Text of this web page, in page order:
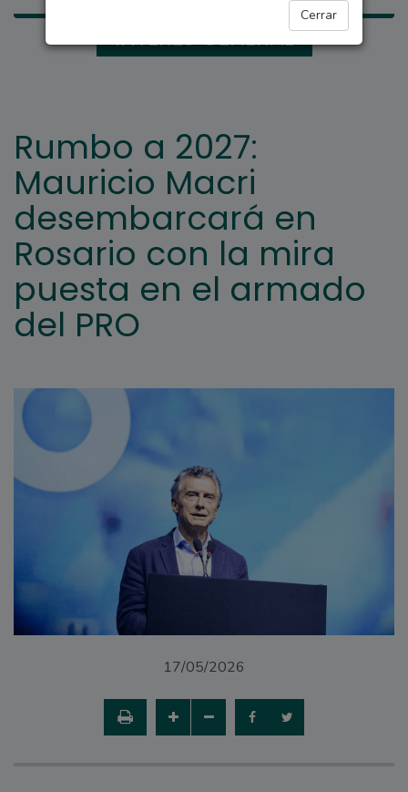
Cerrar
INTERÉS GENERAL
Rumbo a 2027:
Mauricio Macri
desembarcará en
Rosario con la mira
puesta en el armado
del PRO
17/05/2026